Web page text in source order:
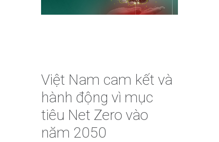
Việt Nam cam kết và
hành động vì mục
tiêu Net Zero vào
năm 2050